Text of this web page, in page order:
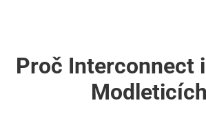
Proč Interconnect